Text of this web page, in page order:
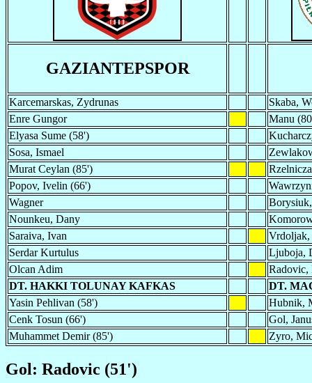
GAZIANTEPSPOR
Karcemarskas, Zydrunas
Skaba,
Enre Gungor
Manu
Elyasa Sume (58')
Sosa, Ismael
Murat Ceylan (85')
Popov, Ivelin (66')
Wagner
Nounkeu, Dany
Saraiva, Ivan
Serdar Kurtulus
Ljuboja,
Olcan Adim
Radovic,
DT. HAKKI TOLUNAY KAFKAS
DT.
Yasin Pehlivan (58')
Hubnik,
Cenk Tosun (66')
Gol,
Muhammet Demir (85')
Zyro,
Gol: Radovic (51')